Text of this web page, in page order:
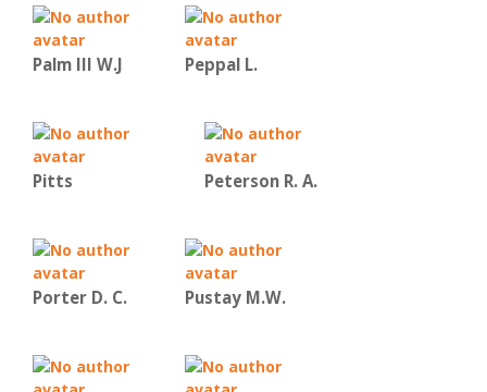
Palm III W.J Peppal L.
Pitts Peterson R. A.
Porter D. C. Pustay M.W.